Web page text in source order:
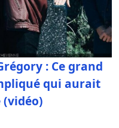
: Ce grand
qui aurait
(vidéo)